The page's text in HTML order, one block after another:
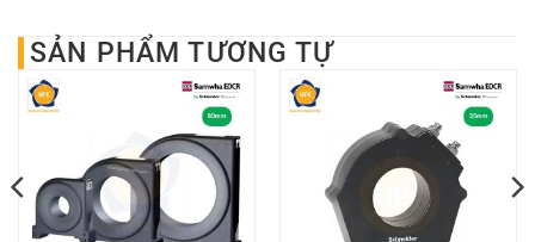
SẢN PHẨM TƯƠNG TỰ